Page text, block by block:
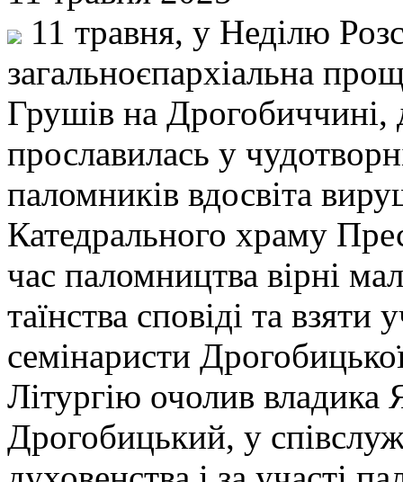
11 травня, у Неділю
загальноєпархіальна
Грушів на Дрогобиччині,
прославилась у
паломників вдосвіта
Катедрального храму
час паломництва вірні
таїнства сповіді та
семінаристи
Літургію очолив владика
Дрогобицький, у